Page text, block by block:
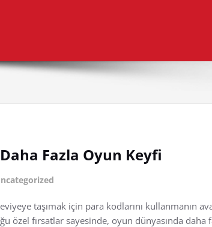
Fazla Oyun Keyfi
taşımak için para kodlarını kullanmanın
özel fırsatlar sayesinde, oyun dünyasında daha